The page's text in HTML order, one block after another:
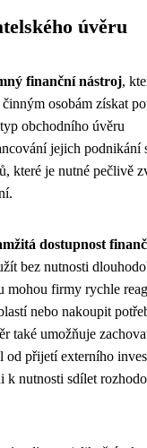
úvěru
finanční nástroj,
osobám získat
obchodního úvěru
jejich podnikání
které je nutné pečlivě
dostupnost
bez nutnosti
mohou firmy rychle
nebo nakoupit
také umožňuje
od přijetí externího
k nutnosti sdílet